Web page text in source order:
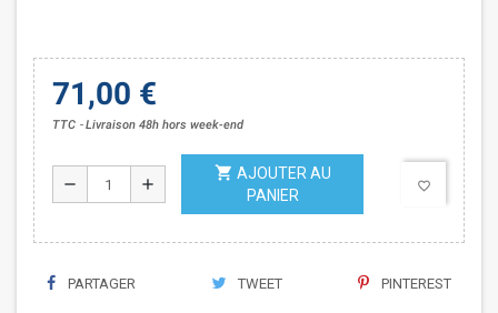
71,00 €
TTC Livraison 48h hors week-end
remove add
shopping_cart AJOUTER AU
PANIER
favorite_border
PARTAGER TWEET PINTEREST